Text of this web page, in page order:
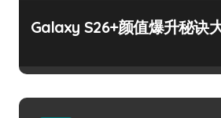
Galaxy S26+颜值爆升秘诀